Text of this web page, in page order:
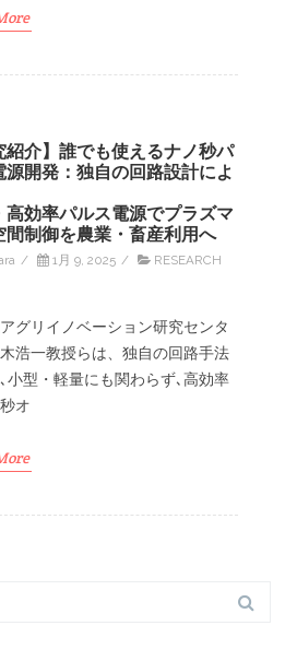
紹介】誰でも使えるナノ秒パ
源開発：独自の回路設計によ
高効率パルス電源でプラズマ
間制御を農業・畜産利用へ
/ 1月 9, 2025 /
RESEARCH
グリイノベーション研究センタ
浩一教授らは、独自の回路手法
小型・軽量にも関わらず､高効率
オ